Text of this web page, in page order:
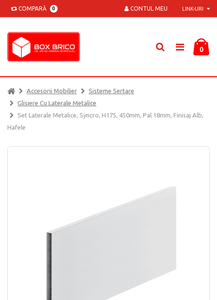
COMPARĂ 0 LINK-URI
CONTUL MEU
0
Accesorii Mobilier
Sisteme Sertare
Glisiere Cu Laterale Metalice
Set Laterale Metalice, Syncro, H175, 450mm, Pal 18mm, Finisaj Alb,
Hafele